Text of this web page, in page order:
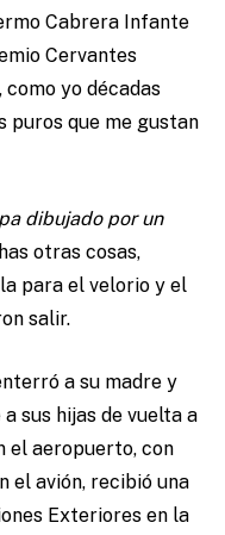
Cabrera Infante
Cervantes
como yo décadas
puros que me gustan
dibujado por un
otras cosas,
para el velorio y el
salir.
a su madre y
sus hijas de vuelta a
el aeropuerto, con
el avión, recibió una
Exteriores en la